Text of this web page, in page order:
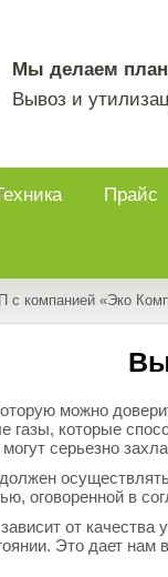
Мы делаем
Вывоз и
Прайс
с компанией «Эко
можно
газы, которые
серьезно
оговоренной в
от
Это дает нам